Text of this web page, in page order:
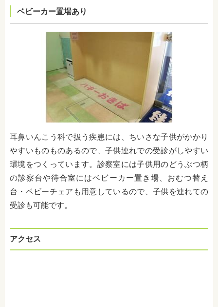
ベビーカー置場あり
耳鼻いんこう科で扱う疾患には、ちいさな子供がかかり
やすいものものあるので、子供連れでの受診がしやすい
環境をつくっています。診察室には子供用のどうぶつ柄
の診察台や待合室にはベビーカー置き場、おむつ替え
台・ベビーチェアも用意しているので、子供を連れての
受診も可能です。
アクセス